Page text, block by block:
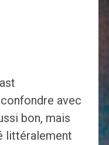
avec
bon, mais
littéralement